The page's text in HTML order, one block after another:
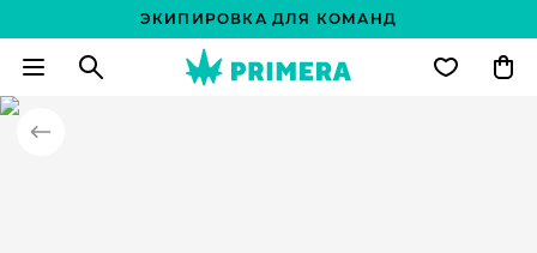
ЭКИПИРОВКА ДЛЯ КОМАНД